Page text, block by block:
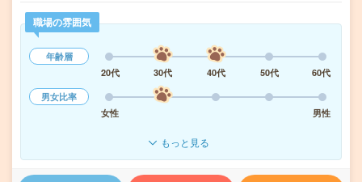
職場の雰囲気
年齢層
20代
30代 40代 50代
60代
男女比率
女性
男性
もっと見る